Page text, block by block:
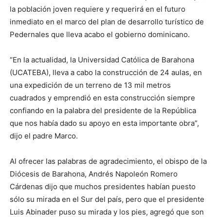
la población joven requiere y requerirá en el futuro
inmediato en el marco del plan de desarrollo turístico de
Pedernales que lleva acabo el gobierno dominicano.
“En la actualidad, la Universidad Católica de Barahona
(UCATEBA), lleva a cabo la construcción de 24 aulas, en
una expedición de un terreno de 13 mil metros
cuadrados y emprendió en esta construcción siempre
confiando en la palabra del presidente de la República
que nos había dado su apoyo en esta importante obra”,
dijo el padre Marco.
Al ofrecer las palabras de agradecimiento, el obispo de la
Diócesis de Barahona, Andrés Napoleón Romero
Cárdenas dijo que muchos presidentes habían puesto
sólo su mirada en el Sur del país, pero que el presidente
Luis Abinader puso su mirada y los pies, agregó que son